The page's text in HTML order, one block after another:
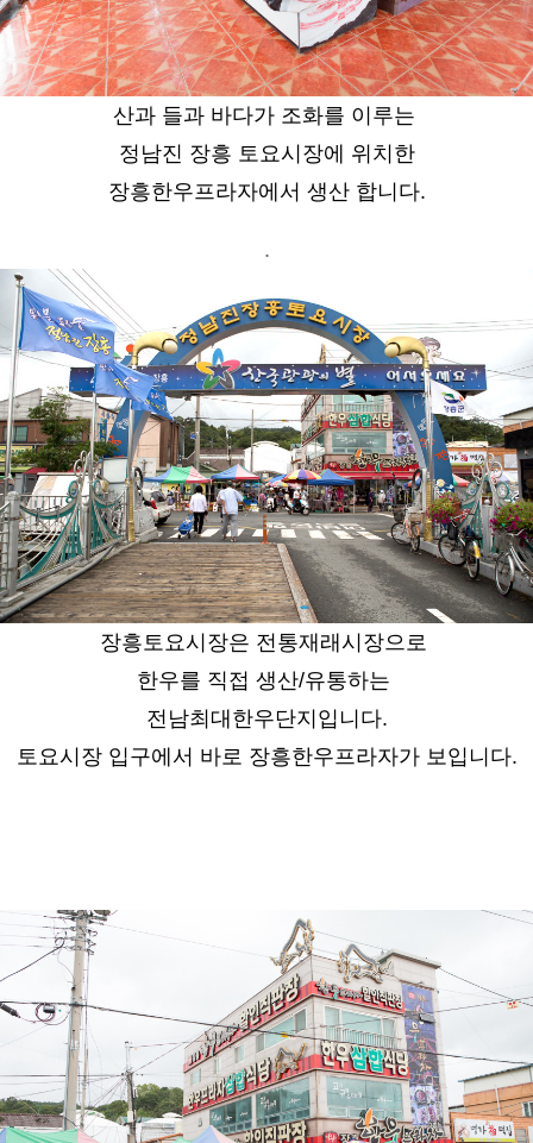
산과 들과 바다가 조화를 이루는
정남진 장흥 토요시장에 위치한
장흥한우프라자에서 생산 합니다.
.
장흥토요시장은 전통재래시장으로
한우를 직접 생산/유통하는
전남최대한우단지입니다.
토요시장 입구에서 바로 장흥한우프라자가 보입니다.